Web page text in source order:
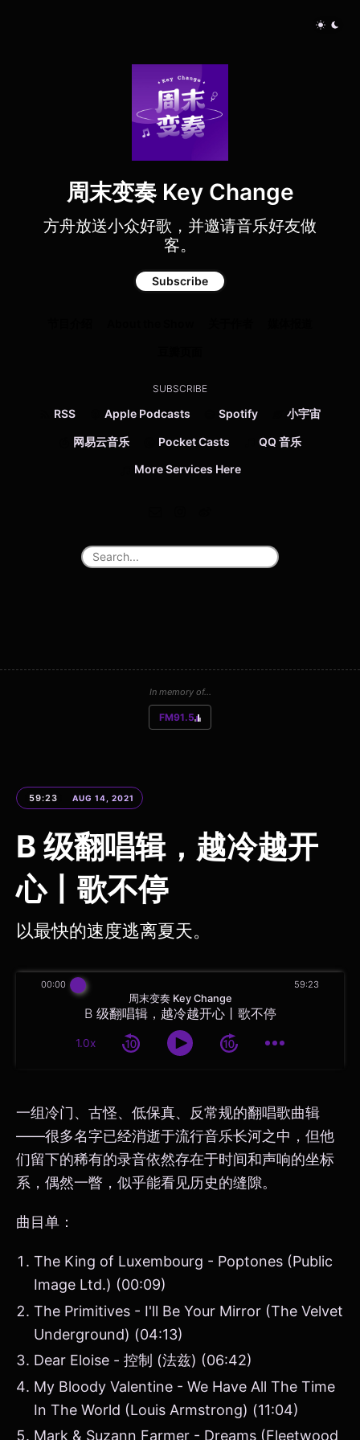
周末变奏 Key Change
方舟放送小众好歌，并邀请音乐好友做
客。
Subscribe
SUBSCRIBE
RSS Apple Podcasts Spotify 小宇宙
网易云音乐 Pocket Casts QQ 音乐
More Services Here
In memory of...
FM91.5
59:23 AUG 14, 2021
B 级翻唱辑，越冷越开
心丨歌不停
以最快的速度逃离夏天。
周末变奏 Key Change
B 级翻唱辑，越冷越开心丨歌不停
1.0x
00:00 59:23
一组冷门、古怪、低保真、反常规的翻唱歌曲辑
——很多名字已经消逝于流行音乐长河之中，但他
们留下的稀有的录音依然存在于时间和声响的坐标
系，偶然一瞥，似乎能看见历史的缝隙。
曲目单：
The King of Luxembourg - Poptones (Public
Image Ltd.) (00:09)
The Primitives - I'll Be Your Mirror (The Velvet
Underground) (04:13)
Dear Eloise - 控制 (法兹) (06:42)
My Bloody Valentine - We Have All The Time
In The World (Louis Armstrong) (11:04)
Mark & Suzann Farmer - Dreams (Fleetwood